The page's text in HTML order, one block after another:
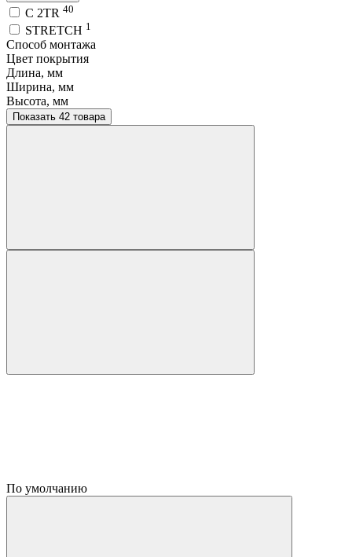
C 2TR 40
STRETCH 1
Способ монтажа
Цвет покрытия
Длина, мм
Ширина, мм
Высота, мм
Показать 42 товара
По умолчанию